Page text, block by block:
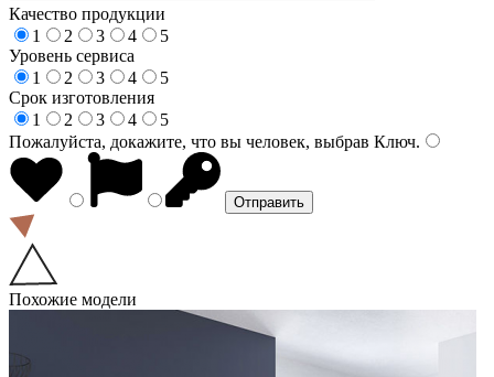
Качество продукции
1
2 3 4
5
Уровень сервиса
1
2 3 4
5
Срок изготовления
1
2 3 4
5
Пожалуйста, докажите, что вы человек, выбрав Ключ.
Похожие модели